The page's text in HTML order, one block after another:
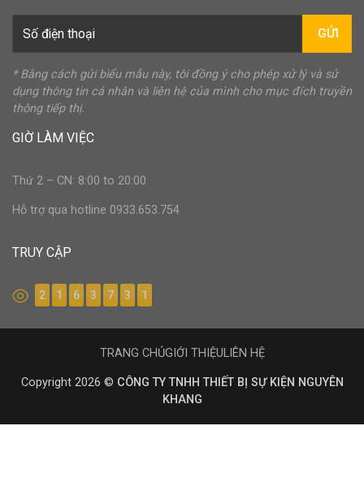
GỬI
* Bằng cách gửi biểu mẫu này, tôi đồng ý cho phép xử lý và sử
dụng thông tin cá nhân và liên hệ của mình cho mục đích truyền
thông tiếp thị.
GIỜ LÀM VIỆC
Thứ 2 – CN: 8:00 to 20:00
Hỗ trợ qua hotline 0933.653.754
TRUY CẬP
2 1 6 3 7 3 1
Copyright 2026 © CÔNG TY TNHH THIẾT BỊ SỰ KIỆN NGUYÊN
KHANG
TRANG CHỦGIỚI THIỆULIÊN HỆ